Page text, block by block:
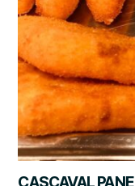
CASCAVAL PANE